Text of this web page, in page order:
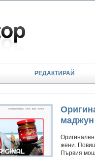
РЕДАКТИРАЙ
жени.
Първия